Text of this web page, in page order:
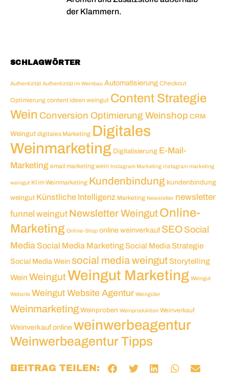
der Klammern.
SCHLAGWÖRTER
Authentizität Authentizität im Weinbau Automatisierung Checkout
Optimierung content ideen weingut Content Strategie
Wein Conversion Optimierung Weinshop CRM
Weingut digitales Marketing Digitales
Weinmarketing Digitalisierung E-Mail-
Marketing email marketing wein Instagram Marketing instagram marketing
weingut KI im Weinmarketing Kundenbindung kundenbindung
weingut Künstliche Intelligenz Marketing Newsletter newsletter
funnel weingut Newsletter WeingutOnline-
Marketing Online-Shop online weinverkauf SEO Social
Media Social Media MarketingSocial Media Strategie
Social Media Weinsocial media weingutStorytelling
Wein WeingutWeingut Marketing Weingut
Website Weingut Website Agentur Weingüter
Weinmarketing Weinproben Weinproduktion Weinverkauf
Weinverkauf onlineweinwerbeagentur
Weinwerbeagentur Tipps
BEITRAG TEILEN: